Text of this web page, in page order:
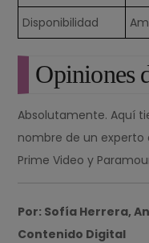
Disponibilidad
Opiniones
Absolutamente. Aquí
nombre de un
Prime Video y
Por: Sofía Herrera,
Contenido Digital